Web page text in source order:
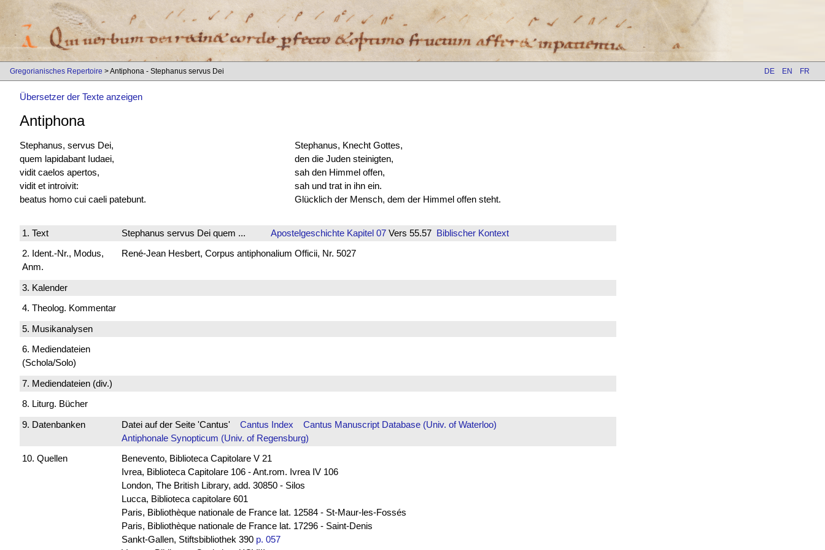
Gregorianisches Repertoire > Antiphona - Stephanus servus Dei DE EN FR
Übersetzer der Texte anzeigen
Antiphona
Stephanus, servus Dei,
quem lapidabant Iudaei,
vidit caelos apertos,
vidit et introivit:
beatus homo cui caeli patebunt.
Stephanus, Knecht Gottes,
den die Juden steinigten,
sah den Himmel offen,
sah und trat in ihn ein.
Glücklich der Mensch, dem der Himmel offen steht.
1. Text Stephanus servus Dei quem ... ApostelgeschichteKapitel 07Vers 55.57 Biblischer Kontext
2. Ident.-Nr., Modus,
Anm.
René-Jean Hesbert, Corpus antiphonalium Officii, Nr. 5027
3. Kalender
4. Theolog. Kommentar
5. Musikanalysen
6. Mediendateien
(Schola/Solo)
7. Mediendateien (div.)
8. Liturg. Bücher
9. Datenbanken
Datei auf der Seite 'Cantus' Cantus Index
Cantus Manuscript Database (Univ. of Waterloo)
Antiphonale Synopticum (Univ. of Regensburg)
10. Quellen
Benevento, Biblioteca Capitolare V 21
Ivrea, Biblioteca Capitolare 106 - Ant.rom. Ivrea IV 106
London, The British Library, add. 30850 - Silos
Lucca, Biblioteca capitolare 601
Paris, Bibliothèque nationale de France lat. 12584 - St-Maur-les-Fossés
Paris, Bibliothèque nationale de France lat. 17296 - Saint-Denis
Sankt-Gallen, Stiftsbibliothek 390 p. 057